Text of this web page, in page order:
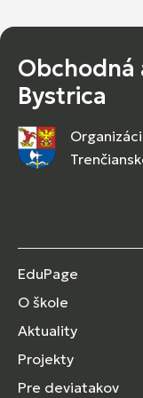
Obchodná
Bystrica
EduPage
O škole
Aktuality
Projekty
Pre deviatakov